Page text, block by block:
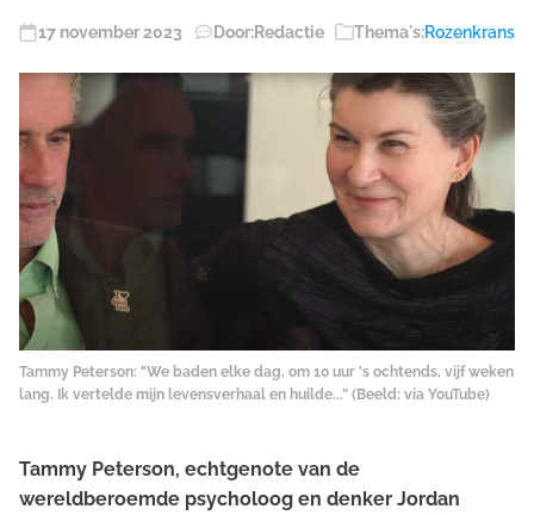
17 november 2023 Door:Redactie Thema's:Rozenkrans
Tammy Peterson: "We baden elke dag, om 10 uur 's ochtends, vijf weken
lang. Ik vertelde mijn levensverhaal en huilde...” (Beeld: via YouTube)
Tammy Peterson, echtgenote van de
wereldberoemde psycholoog en denker Jordan